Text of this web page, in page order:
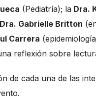
(Pediatría); la Dra.
Dra. Gabrielle Britton
Carrera
reflexión sobre
de cada una de las